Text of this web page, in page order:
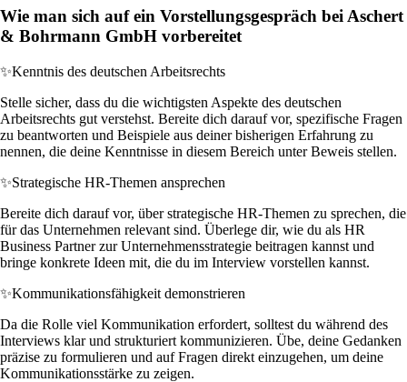
Wie man sich auf ein Vorstellungsgespräch bei Aschert
& Bohrmann GmbH vorbereitet
✨Kenntnis des deutschen Arbeitsrechts
Stelle sicher, dass du die wichtigsten Aspekte des deutschen
Arbeitsrechts gut verstehst. Bereite dich darauf vor, spezifische Fragen
zu beantworten und Beispiele aus deiner bisherigen Erfahrung zu
nennen, die deine Kenntnisse in diesem Bereich unter Beweis stellen.
✨Strategische HR-Themen ansprechen
Bereite dich darauf vor, über strategische HR-Themen zu sprechen, die
für das Unternehmen relevant sind. Überlege dir, wie du als HR
Business Partner zur Unternehmensstrategie beitragen kannst und
bringe konkrete Ideen mit, die du im Interview vorstellen kannst.
✨Kommunikationsfähigkeit demonstrieren
Da die Rolle viel Kommunikation erfordert, solltest du während des
Interviews klar und strukturiert kommunizieren. Übe, deine Gedanken
präzise zu formulieren und auf Fragen direkt einzugehen, um deine
Kommunikationsstärke zu zeigen.